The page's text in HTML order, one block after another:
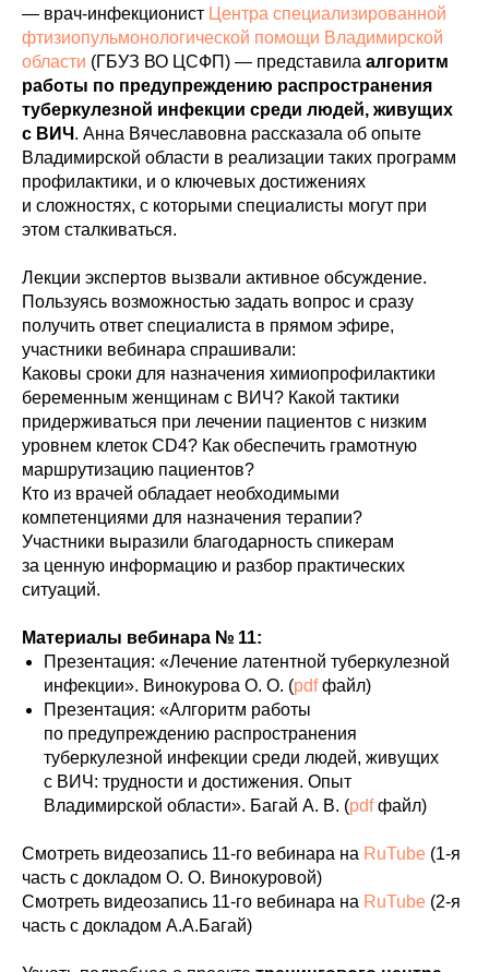
— врач-инфекционист Центра специализированной
фтизиопульмонологической помощи Владимирской
области (ГБУЗ ВО ЦСФП) — представила алгоритм
работы по предупреждению распространения
туберкулезной инфекции среди людей, живущих
с ВИЧ . Анна Вячеславовна рассказала об опыте
Владимирской области в реализации таких программ
профилактики, и о ключевых достижениях
и сложностях, с которыми специалисты могут при
этом сталкиваться.
Лекции экспертов вызвали активное обсуждение.
Пользуясь возможностью задать вопрос и сразу
получить ответ специалиста в прямом эфире,
участники вебинара спрашивали:
Каковы сроки для назначения химиопрофилактики
беременным женщинам с ВИЧ? Какой тактики
придерживаться при лечении пациентов с низким
уровнем клеток CD4? Как обеспечить грамотную
маршрутизацию пациентов?
Кто из врачей обладает необходимыми
компетенциями для назначения терапии?
Участники выразили благодарность спикерам
за ценную информацию и разбор практических
ситуаций.
Материалы вебинара № 11:
Презентация: «Лечение латентной туберкулезной
инфекции». Винокурова О. О. (pdfфайл)
Презентация: «Алгоритм работы
по предупреждению распространения
туберкулезной инфекции среди людей, живущих
с ВИЧ: трудности и достижения. Опыт
Владимирской области». Багай А. В. (pdfфайл)
Смотреть видеозапись 11-го вебинара на RuTube (1-я
часть с докладом О. О. Винокуровой)
Смотреть видеозапись 11-го вебинара на RuTube (2-я
часть с докладом А.А.Багай)